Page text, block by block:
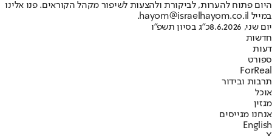
היום פתוח להערות, לביקורת ולהצעות לשיפור מקהל הקוראים. פנו אלינו
במייל hayom@israelhayom.co.il.
יום שני, 8.6.2026
כ"ג בסיון תשפ"ו
חדשות
דעות
ספורט
ForReal
תרבות ובידור
אוכל
מגזין
אנחנו מגייסים
English